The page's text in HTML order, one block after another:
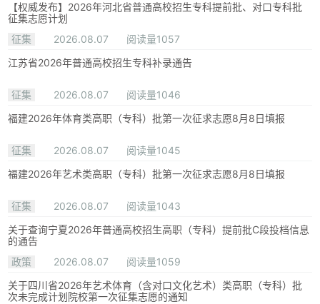
【权威发布】2026年河北省普通高校招生专科提前批、对口专科批
征集志愿计划
征集
2026.08.07
阅读量1057
江苏省2026年普通高校招生专科补录通告
征集 2026.08.07
阅读量1046
福建2026年体育类高职（专科）批第一次征求志愿8月8日填报
征集 2026.08.07
阅读量1045
福建2026年艺术类高职（专科）批第一次征求志愿8月8日填报
征集 2026.08.07
阅读量1043
关于查询宁夏2026年普通高校招生高职（专科）提前批C段投档信息
的通告
政策
2026.08.07
阅读量1059
关于四川省2026年艺术体育（含对口文化艺术）类高职（专科）批
次未完成计划院校第一次征集志愿的通知